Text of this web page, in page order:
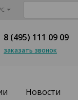
8 (495) 111 09 09
заказать звонок
Новости